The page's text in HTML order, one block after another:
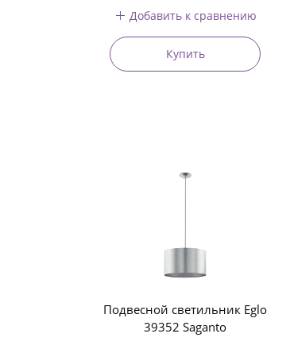
Добавить к сравнению
Купить
Подвесной светильник Eglo
39352 Saganto